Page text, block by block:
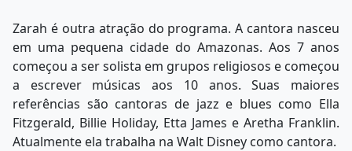
Zarah é outra atração do programa. A cantora nasceu
em uma pequena cidade do Amazonas. Aos 7 anos
começou a ser solista em grupos religiosos e começou
a escrever músicas aos 10 anos. Suas maiores
referências são cantoras de jazz e blues como Ella
Fitzgerald, Billie Holiday, Etta James e Aretha Franklin.
Atualmente ela trabalha na Walt Disney como cantora.